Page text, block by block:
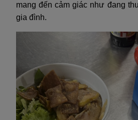
mang đến cảm giác như đang
gia đình.